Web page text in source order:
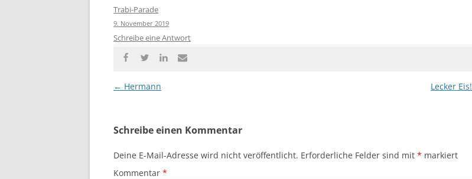
Trabi-Parade
9. November 2019
Schreibe eine Antwort
Beitragsnavigation
← Hermann Lecker Eis!
Schreibe einen Kommentar
Deine E-Mail-Adresse wird nicht veröffentlicht. Erforderliche Felder sind mit * markiert
Kommentar *